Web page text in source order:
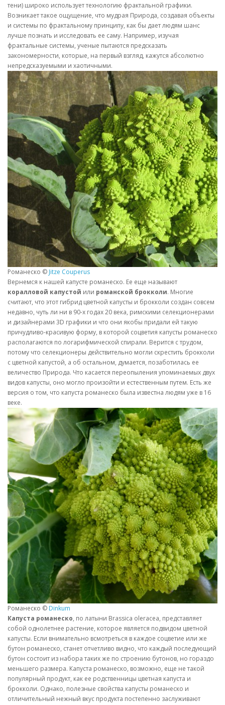
тени) широко использует технологию фрактальной графики.
Возникает такое ощущение, что мудрая Природа, создавая объекты
и системы по фрактальному принципу, как бы дает людям шанс
лучше познать и исследовать ее саму. Например, изучая
фрактальные системы, ученые пытаются предсказать
закономерности, которые, на первый взгляд, кажутся абсолютно
непредсказуемыми и хаотичными.
Романеско © Jitze Couperus
Вернемся к нашей капусте романеско. Ее еще называют
коралловой капустой или романской брокколи. Многие
считают, что этот гибрид цветной капусты и брокколи создан совсем
недавно, чуть ли ни в 90-х годах 20 века, римскими селекционерами
и дизайнерами 3D графики и что они якобы придали ей такую
причудливо-красивую форму, в которой соцветия капусты романеско
располагаются по логарифмической спирали. Верится с трудом,
потому что селекционеры действительно могли скрестить брокколи
с цветной капустой, а об остальном, думается, позаботилась ее
величество Природа. Что касается переопыления упоминаемых двух
видов капусты, оно могло произойти и естественным путем. Есть же
версия о том, что капуста романеско была известна людям уже в 16
веке.
Романеско © Dinkum
Капуста романеско, по латыни Brassica oleracea, представляет
собой однолетнее растение, которое является подвидом цветной
капусты. Если внимательно всмотреться в каждое соцветие или же
бутон романеско, станет отчетливо видно, что каждый последующий
бутон состоит из набора таких же по строению бутонов, но гораздо
меньшего размера. Капуста романеско, возможно, еще не такой
популярный продукт, как ее родственницы цветная капуста и
брокколи. Однако, полезные свойства капусты романеско и
отличительный нежный вкус продукта постепенно заслуживают